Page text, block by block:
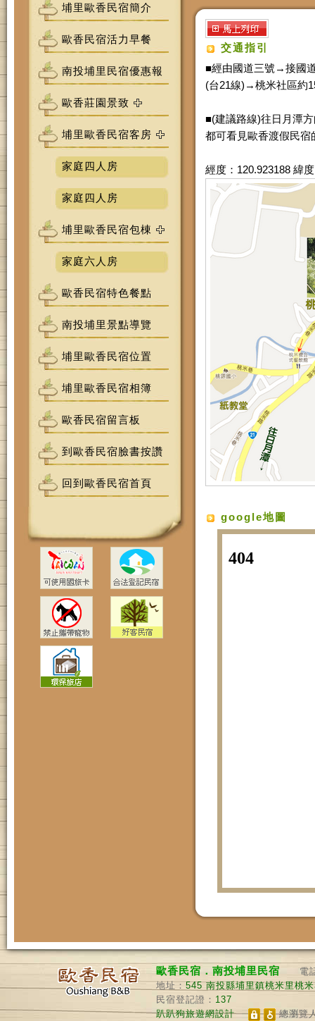
埔里歐香民宿簡介
歐香民宿活力早餐
南投埔里民宿優惠報
歐香莊園景致
埔里歐香民宿客房
家庭四人房
家庭四人房
埔里歐香民宿包棟
家庭六人房
歐香民宿特色餐點
南投埔里景點導覽
埔里歐香民宿位置
埔里歐香民宿相簿
歐香民宿留言板
到歐香民宿臉書按讚
回到歐香民宿首頁
交通指引
■經由國道三號→接國
(台21線)→桃米社區約
■(建議路線)往日月潭
都可看見歐香渡假民宿
經度：120.923188 緯
google地圖
歐香民宿．南投埔里民宿
電
地址：545南投縣埔里鎮桃米里桃
民宿登記證： 137
趴趴狗旅遊網設計
總瀏覽